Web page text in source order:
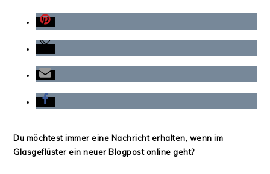
Du möchtest immer eine Nachricht erhalten, wenn im
Glasgeflüster ein neuer Blogpost online geht?